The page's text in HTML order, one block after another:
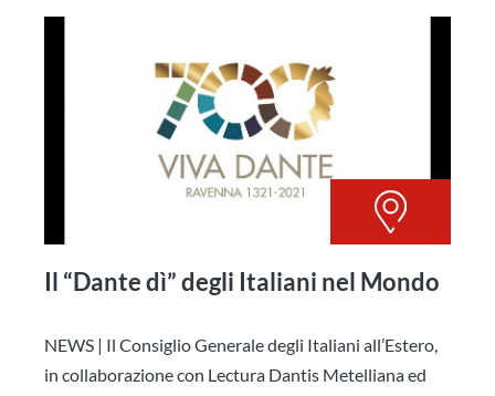
Il “Dante dì” degli Italiani nel Mondo
NEWS | Il Consiglio Generale degli Italiani all’Estero,
in collaborazione con Lectura Dantis Metelliana ed